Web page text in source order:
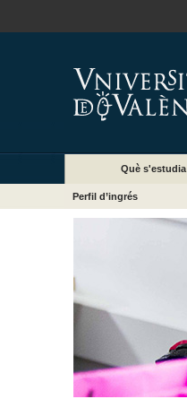
Què s'estudia
Perfil d’ingrés